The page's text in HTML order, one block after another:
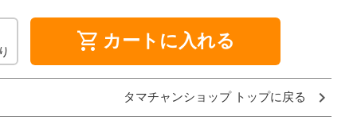
shopping_cart カートに入れる
タマチャンショップ トップに戻る